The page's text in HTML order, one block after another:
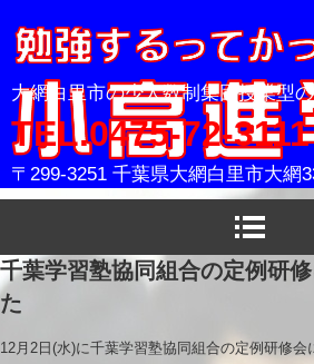
小高進学塾
大網白里市の少人数制集団授業型
TEL.0475-72-3111
〒299-3251 千葉県大網白里市大網
千葉学習塾協同組合の定例研
た
12月2日(水)に千葉学習塾協同組合の定例研修会